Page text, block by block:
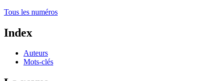
Tous les numéros
Index
Auteurs
Mots-clés